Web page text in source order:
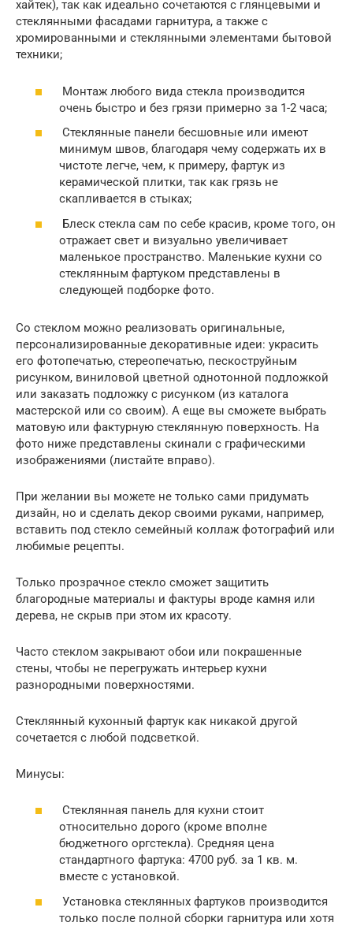
хайтек), так как идеально сочетаются с глянцевыми и
стеклянными фасадами гарнитура, а также с
хромированными и стеклянными элементами бытовой
техники;
Монтаж любого вида стекла производится
очень быстро и без грязи примерно за 1-2 часа;
Стеклянные панели бесшовные или имеют
минимум швов, благодаря чему содержать их в
чистоте легче, чем, к примеру, фартук из
керамической плитки, так как грязь не
скапливается в стыках;
Блеск стекла сам по себе красив, кроме того, он
отражает свет и визуально увеличивает
маленькое пространство. Маленькие кухни со
стеклянным фартуком представлены в
следующей подборке фото.
Со стеклом можно реализовать оригинальные,
персонализированные декоративные идеи: украсить
его фотопечатью, стереопечатью, пескоструйным
рисунком, виниловой цветной однотонной подложкой
или заказать подложку с рисунком (из каталога
мастерской или со своим). А еще вы сможете выбрать
матовую или фактурную стеклянную поверхность. На
фото ниже представлены скинали с графическими
изображениями (листайте вправо).
При желании вы можете не только сами придумать
дизайн, но и сделать декор своими руками, например,
вставить под стекло семейный коллаж фотографий или
любимые рецепты.
Только прозрачное стекло сможет защитить
благородные материалы и фактуры вроде камня или
дерева, не скрыв при этом их красоту.
Часто стеклом закрывают обои или покрашенные
стены, чтобы не перегружать интерьер кухни
разнородными поверхностями.
Стеклянный кухонный фартук как никакой другой
сочетается с любой подсветкой.
Минусы:
Стеклянная панель для кухни стоит
относительно дорого (кроме вполне
бюджетного оргстекла). Средняя цена
стандартного фартука: 4700 руб. за 1 кв. м.
вместе с установкой.
Установка стеклянных фартуков производится
только после полной сборки гарнитура или хотя